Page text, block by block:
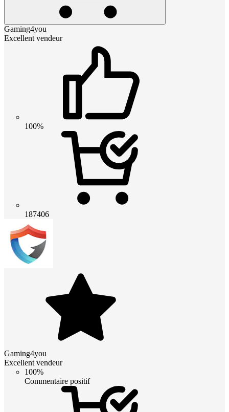
Gaming4you
Excellent vendeur
100%
187406
Gaming4you
Excellent vendeur
100%
Commentaire positif